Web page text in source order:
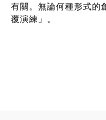
有關。無論何種形式的
覆演練」。
非正式的演出，介於作